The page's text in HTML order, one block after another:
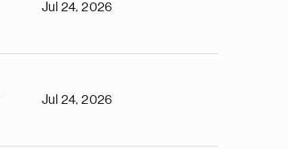
Jul 24, 2026
Jul 24, 2026